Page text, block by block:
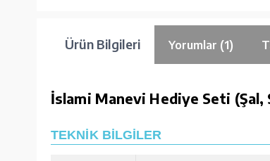
Ürün Bilgileri Yorumlar (1)
İslami Manevi Hediye Seti (Şal,
TEKNİK BİLGİLER